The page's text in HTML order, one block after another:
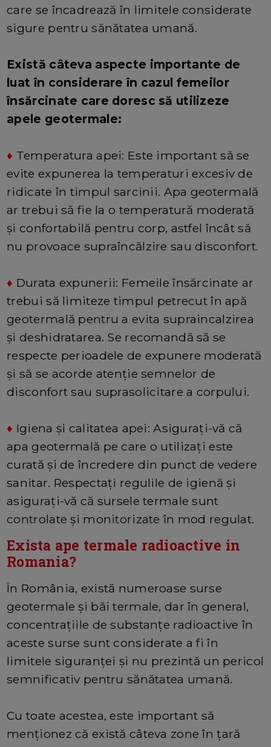
care se încadrează în limitele considerate
sigure pentru sănătatea umană.
Există câteva aspecte importante de
luat în considerare în cazul femeilor
însărcinate care doresc să utilizeze
apele geotermale:
♦ Temperatura apei: Este important să se
evite expunerea la temperaturi excesiv de
ridicate în timpul sarcinii. Apa geotermală
ar trebui să fie la o temperatură moderată
și confortabilă pentru corp, astfel încât să
nu provoace supraîncălzire sau disconfort.
♦ Durata expunerii: Femeile însărcinate ar
trebui să limiteze timpul petrecut în apă
geotermală pentru a evita supraincalzirea
și deshidratarea. Se recomandă să se
respecte perioadele de expunere moderată
și să se acorde atenție semnelor de
disconfort sau suprasolicitare a corpului.
♦ Igiena și calitatea apei: Asigurați-vă că
apa geotermală pe care o utilizați este
curată și de încredere din punct de vedere
sanitar. Respectați regulile de igienă și
asigurați-vă că sursele termale sunt
controlate și monitorizate în mod regulat.
Exista ape termale radioactive in
Romania?
În România, există numeroase surse
geotermale și băi termale, dar în general,
concentrațiile de substanțe radioactive în
aceste surse sunt considerate a fi în
limitele siguranței și nu prezintă un pericol
semnificativ pentru sănătatea umană.
Cu toate acestea, este important să
menționez că există câteva zone în țară